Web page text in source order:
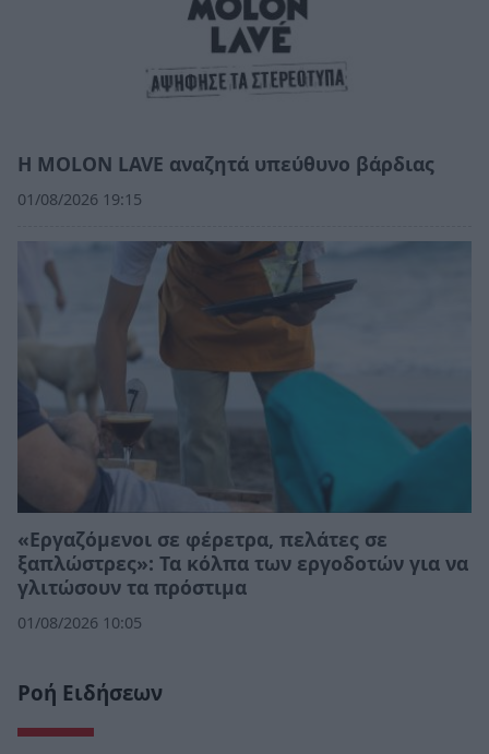
Η MOLON LAVE αναζητά υπεύθυνο βάρδιας
01/08/2026 19:15
«Εργαζόμενοι σε φέρετρα, πελάτες σε
ξαπλώστρες»: Τα κόλπα των εργοδοτών για να
γλιτώσουν τα πρόστιμα
01/08/2026 10:05
Ροή Ειδήσεων